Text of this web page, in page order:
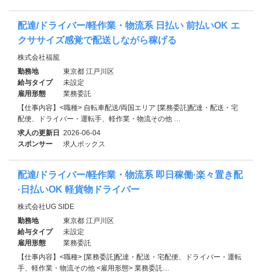
配達/ドライバー/軽作業・物流系 日払い 前払いOK エ
クササイズ感覚で配送しながら稼げる
株式会社福籠
勤務地
東京都 江戸川区
給与タイプ
未設定
雇用形態
業務委託
【仕事内容】<職種> 自転車配送/両国エリア [業務委託]配達・配送・宅
配便、ドライバー・運転手、軽作業・物流その他 …
求人の更新日 2026-06-04
スポンサー
求人ボックス
配達/ドライバー/軽作業・物流系 即日稼働·楽々置き配
·日払いOK 軽貨物ドライバー
株式会社UG SIDE
勤務地
東京都 江戸川区
給与タイプ
未設定
雇用形態
業務委託
【仕事内容】<職種> [業務委託]配達・配送・宅配便、ドライバー・運転
手、軽作業・物流その他 <雇用形態> 業務委託…